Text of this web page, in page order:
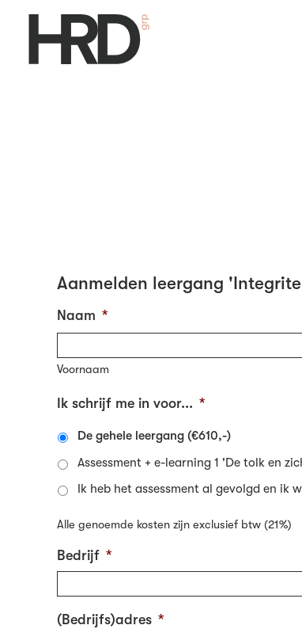
Aanmelden leergang
Naam *
Voornaam
Ik schrijf me in voor... *
De gehele leergang (€610,-)
Assessment + e-learning 1 'De tolk en
Ik heb het assessment al gevolgd en ik
Alle genoemde kosten zijn exclusief btw (21%)
Bedrijf *
(Bedrijfs)adres *